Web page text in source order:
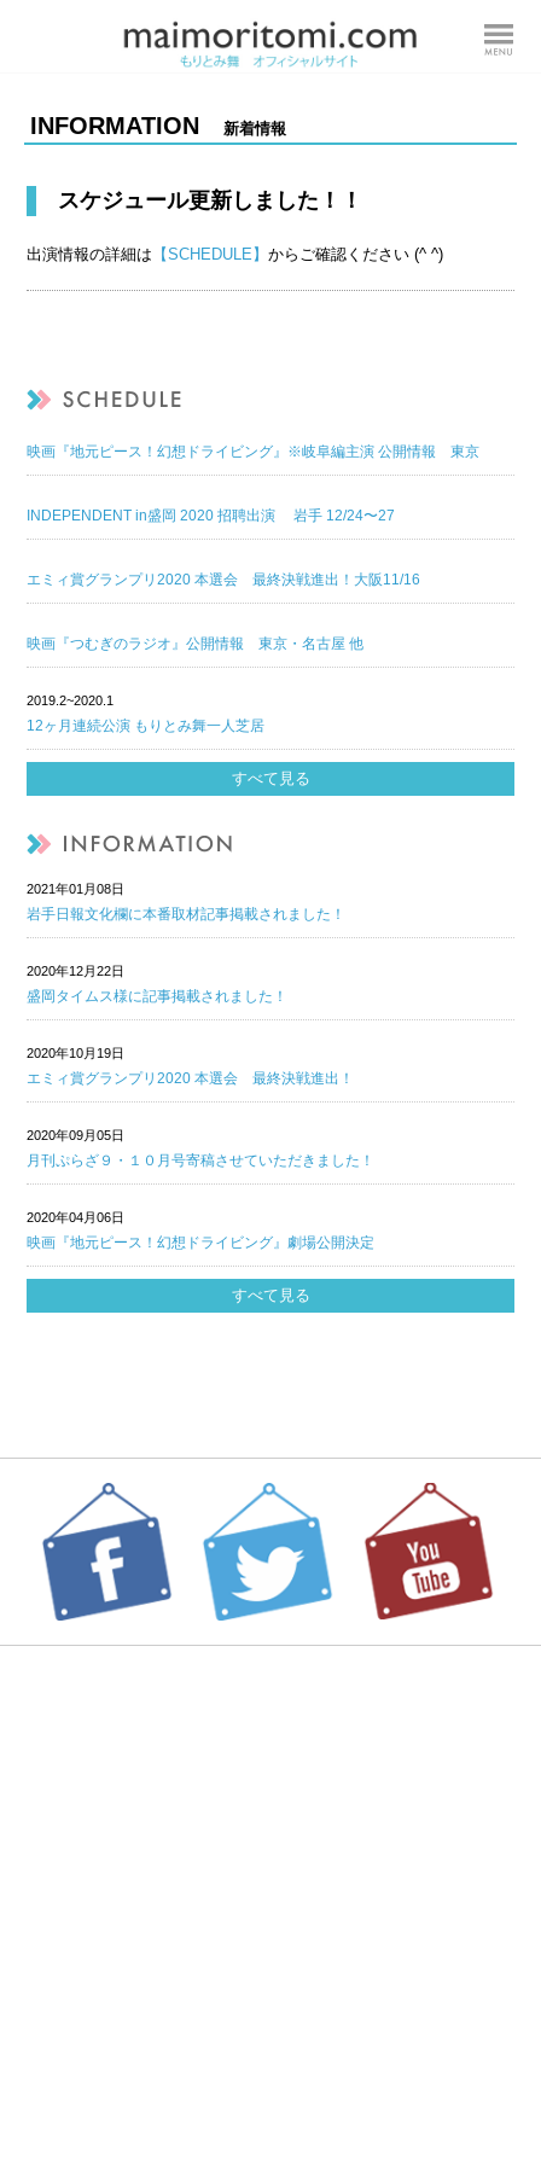
INFORMATION 新着情報
スケジュール更新しました！！
出演情報の詳細は 【SCHEDULE】からご確認ください (^ ^)
映画『地元ピース！幻想ドライビング』※岐阜編主演 公開情報 東京
INDEPENDENT in盛岡 2020 招聘出演 岩手 12/24〜27
エミィ賞グランプリ2020 本選会 最終決戦進出！大阪11/16
映画『つむぎのラジオ』公開情報 東京・名古屋 他
2019.2~2020.1
12ヶ月連続公演 もりとみ舞一人芝居
すべて見る
2021年01月08日
岩手日報文化欄に本番取材記事掲載されました！
2020年12月22日
盛岡タイムス様に記事掲載されました！
2020年10月19日
エミィ賞グランプリ2020 本選会 最終決戦進出！
2020年09月05日
月刊ぷらざ９・１０月号寄稿させていただきました！
2020年04月06日
映画『地元ピース！幻想ドライビング』劇場公開決定
すべて見る